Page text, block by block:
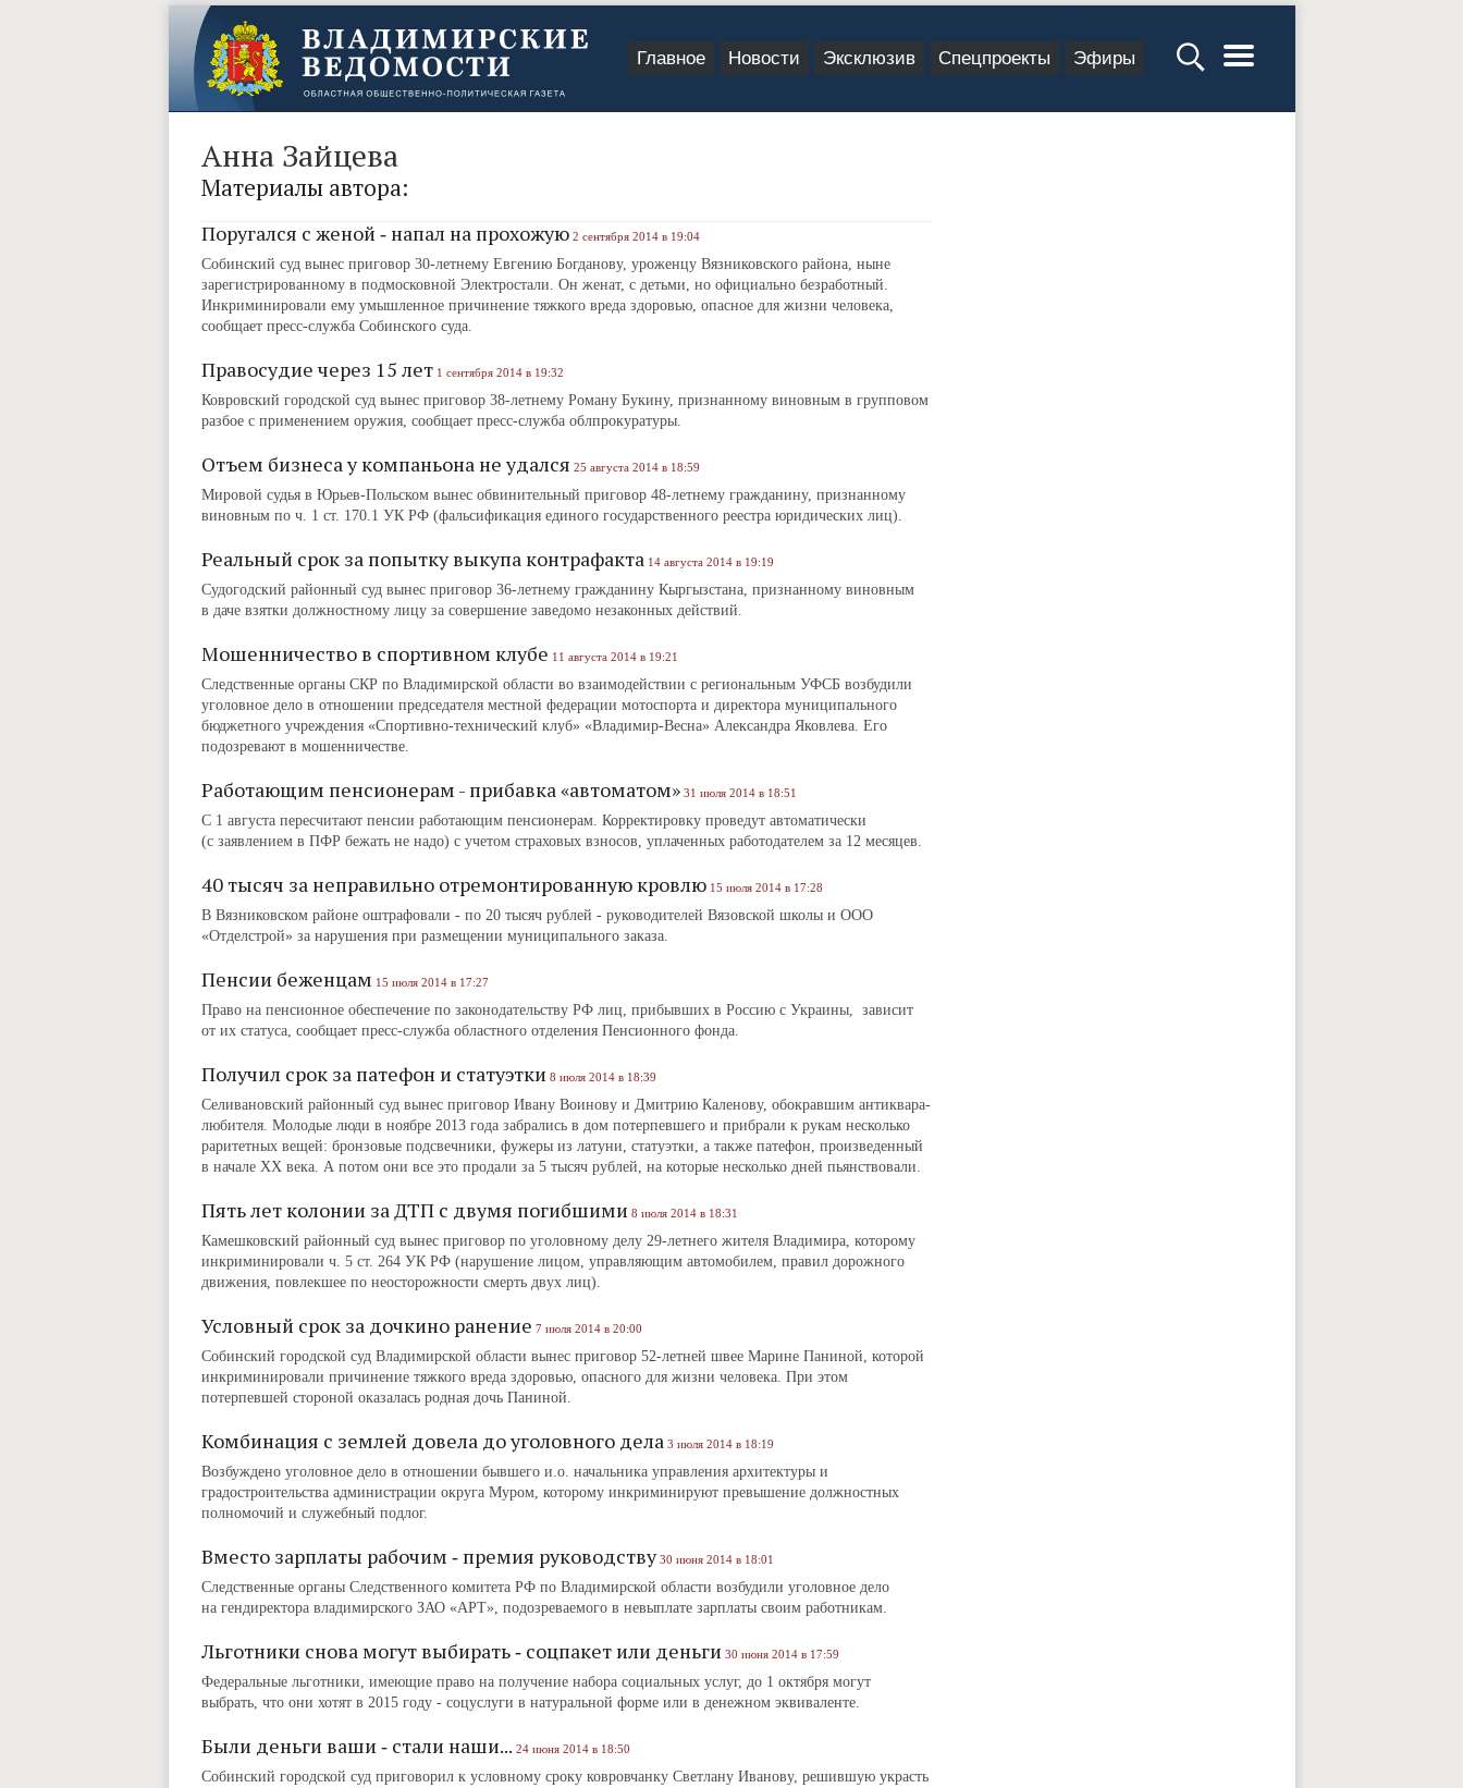
Главное Новости Эксклюзив Спецпроекты Эфиры
Анна Зайцева
Материалы автора:
Поругался с женой ‑ напал на прохожую 2 сентября 2014 в 19:04
Собинский суд вынес приговор 30-летнему Евгению Богданову, уроженцу Вязниковского района, ныне
зарегистрированному в подмосковной Электростали. Он женат, с детьми, но официально безработный.
Инкриминировали ему умышленное причинение тяжкого вреда здоровью, опасное для жизни человека,
сообщает пресс-служба Собинского суда.
Правосудие через 15 лет 1 сентября 2014 в 19:32
Ковровский городской суд вынес приговор 38-летнему Роману Букину, признанному виновным в групповом
разбое с применением оружия, сообщает пресс-служба облпрокуратуры.
Отъем бизнеса у компаньона не удался 25 августа 2014 в 18:59
Мировой судья в Юрьев-Польском вынес обвинительный приговор 48-летнему гражданину, признанному
виновным по ч. 1 ст. 170.1 УК РФ (фальсификация единого государственного реестра юридических лиц).
Реальный срок за попытку выкупа контрафакта 14 августа 2014 в 19:19
Судогодский районный суд вынес приговор 36-летнему гражданину Кыргызстана, признанному виновным
в даче взятки должностному лицу за совершение заведомо незаконных действий.
Мошенничество в спортивном клубе 11 августа 2014 в 19:21
Следственные органы СКР по Владимирской области во взаимодействии с региональным УФСБ возбудили
уголовное дело в отношении председателя местной федерации мотоспорта и директора муниципального
бюджетного учреждения «Спортивно-технический клуб» «Владимир-Весна» Александра Яковлева. Его
подозревают в мошенничестве.
Работающим пенсионерам - прибавка «автоматом» 31 июля 2014 в 18:51
С 1 августа пересчитают пенсии работающим пенсионерам. Корректировку проведут автоматически
(с заявлением в ПФР бежать не надо) с учетом страховых взносов, уплаченных работодателем за 12 месяцев.
40 тысяч за неправильно отремонтированную кровлю 15 июля 2014 в 17:28
В Вязниковском районе оштрафовали ‑ по 20 тысяч рублей ‑ руководителей Вязовской школы и ООО
«Отделстрой» за нарушения при размещении муниципального заказа.
Пенсии беженцам 15 июля 2014 в 17:27
Право на пенсионное обеспечение по законодательству РФ лиц, прибывших в Россию с Украины, зависит
от их статуса, сообщает пресс-служба областного отделения Пенсионного фонда.
Получил срок за патефон и статуэтки 8 июля 2014 в 18:39
Селивановский районный суд вынес приговор Ивану Воинову и Дмитрию Каленову, обокравшим антиквара-
любителя. Молодые люди в ноябре 2013 года забрались в дом потерпевшего и прибрали к рукам несколько
раритетных вещей: бронзовые подсвечники, фужеры из латуни, статуэтки, а также патефон, произведенный
в начале ХХ века. А потом они все это продали за 5 тысяч рублей, на которые несколько дней пьянствовали.
Пять лет колонии за ДТП с двумя погибшими 8 июля 2014 в 18:31
Камешковский районный суд вынес приговор по уголовному делу 29-летнего жителя Владимира, которому
инкриминировали ч. 5 ст. 264 УК РФ (нарушение лицом, управляющим автомобилем, правил дорожного
движения, повлекшее по неосторожности смерть двух лиц).
Условный срок за дочкино ранение 7 июля 2014 в 20:00
Собинский городской суд Владимирской области вынес приговор 52-летней швее Марине Паниной, которой
инкриминировали причинение тяжкого вреда здоровью, опасного для жизни человека. При этом
потерпевшей стороной оказалась родная дочь Паниной.
Комбинация с землей довела до уголовного дела 3 июля 2014 в 18:19
Возбуждено уголовное дело в отношении бывшего и.о. начальника управления архитектуры и
градостроительства администрации округа Муром, которому инкриминируют превышение должностных
полномочий и служебный подлог.
Вместо зарплаты рабочим ‑ премия руководству 30 июня 2014 в 18:01
Следственные органы Следственного комитета РФ по Владимирской области возбудили уголовное дело
на гендиректора владимирского ЗАО «АРТ», подозреваемого в невыплате зарплаты своим работникам.
Льготники снова могут выбирать ‑ соцпакет или деньги 30 июня 2014 в 17:59
Федеральные льготники, имеющие право на получение набора социальных услуг, до 1 октября могут
выбрать, что они хотят в 2015 году ‑ соцуслуги в натуральной форме или в денежном эквиваленте.
Были деньги ваши ‑ стали наши... 24 июня 2014 в 18:50
Собинский городской суд приговорил к условному сроку ковровчанку Светлану Иванову, решившую украсть